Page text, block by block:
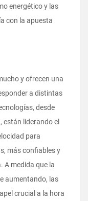
energético y las
con la apuesta
y ofrecen una
a distintas
desde
están liderando el
para
más confiables y
A medida que la
aumentando, las
crucial a la hora